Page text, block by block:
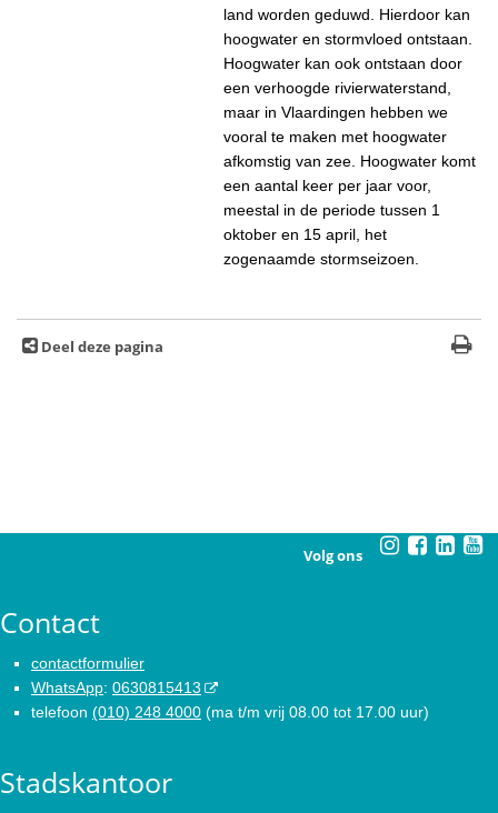
land worden geduwd. Hierdoor kan
hoogwater en stormvloed ontstaan.
Hoogwater kan ook ontstaan door
een verhoogde rivierwaterstand,
maar in Vlaardingen hebben we
vooral te maken met hoogwater
afkomstig van zee. Hoogwater komt
een aantal keer per jaar voor,
meestal in de periode tussen 1
oktober en 15 april, het
zogenaamde stormseizoen.
Deel deze pagina
Volg ons
Contact
contactformulier
WhatsApp: 0630815413
telefoon (010) 248 4000 (ma t/m vrij 08.00 tot 17.00 uur)
Stadskantoor